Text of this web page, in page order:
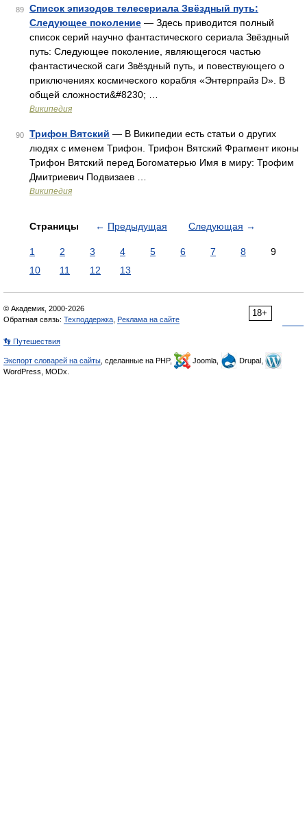
89
Список эпизодов телесериала Звёздный путь:
Следующее поколение — Здесь приводится полный
список серий научно фантастического сериала Звёздный
путь: Следующее поколение, являющегося частью
фантастической саги Звёздный путь, и повествующего о
приключениях космического корабля «Энтерпрайз D». В
общей сложности&#8230; …
Википедия
90 Трифон Вятский — В Википедии есть статьи о других
людях с именем Трифон. Трифон Вятский Фрагмент иконы
Трифон Вятский перед Богоматерью Имя в миру: Трофим
Дмитриевич Подвизаев …
Википедия
Страницы ← Предыдущая Следующая →
1 2 3 4 5 6 7 8
9
10
11 12 13
18+
© Академик, 2000-2026
Обратная связь: Техподдержка Реклама на сайте
👣 Путешествия
Экспорт словарей на сайты , сделанные на PHP, Joomla,
Drupal,
WordPress, MODx.